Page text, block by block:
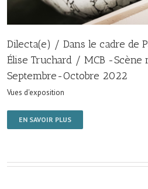
Dilecta(e) / Dans le cadre de
Élise Truchard / MCB -Scène
Septembre-Octobre 2022
Vues d'exposition
EN SAVOIR PLUS